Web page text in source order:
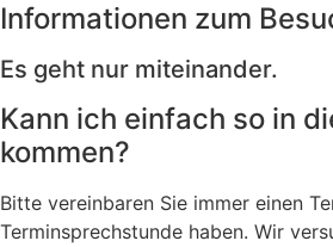
Informationen zum
Es geht nur miteinander.
Kann ich einfach so in
kommen?
Bitte vereinbaren Sie immer einen
Terminsprechstunde haben. Wir